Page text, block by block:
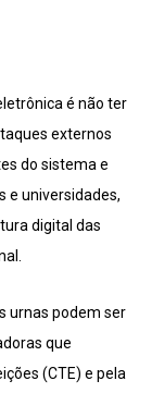
é não ter
externos
do sistema e
e universidades,
digital das
urnas podem ser
que
(CTE) e pela